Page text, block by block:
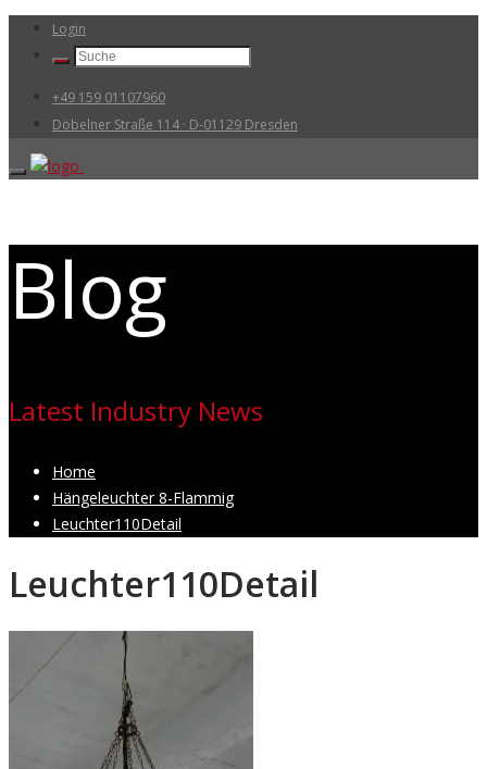
Login
+49 159 01107960
Döbelner Straße 114 · D-01129 Dresden
Blog
Latest Industry News
Home
Hängeleuchter 8-Flammig
Leuchter110Detail
Leuchter110Detail